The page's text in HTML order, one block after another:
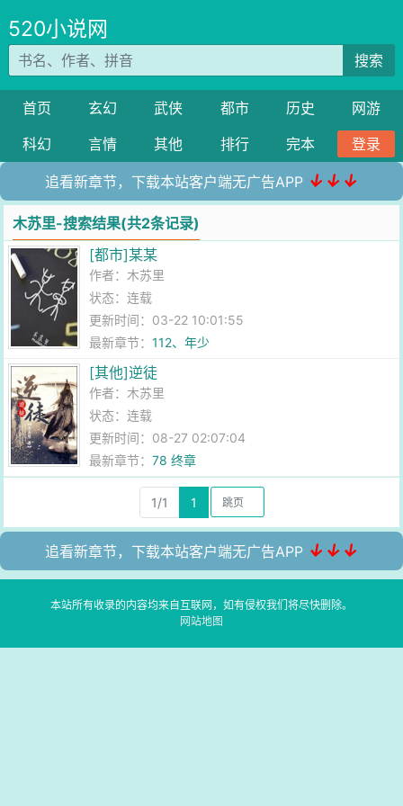
520小说网
搜索
首页 玄幻 武侠 都市 历史
网游
科幻
言情 其他 排行 完本 登录
追看新章节，下载本站客户端无广告APP ↓↓↓
木苏里-搜索结果(共2条记录)
[都市]某某
作者： 木苏里
状态：连载
更新时间：03-22 10:01:55
最新章节：112、年少
[其他]逆徒
作者： 木苏里
状态：连载
更新时间：08-27 02:07:04
最新章节：78 终章
1/1 1
追看新章节，下载本站客户端无广告APP ↓↓↓
本站所有收录的内容均来自互联网，如有侵权我们将尽快删除。
网站地图